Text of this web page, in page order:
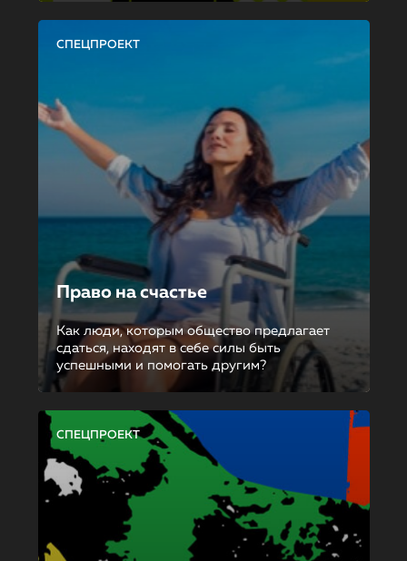
СПЕЦПРОЕКТ
Право на счастье
Как люди, которым общество предлагает
сдаться, находят в себе силы быть
успешными и помогать другим?
СПЕЦПРОЕКТ